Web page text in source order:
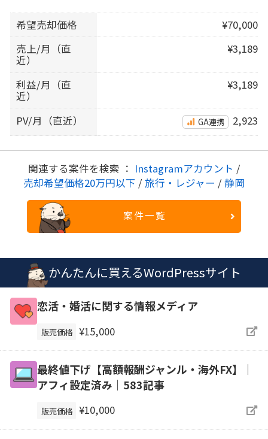
希望売却価格
¥70,000
売上/月（直
近）
¥3,189
利益/月（直
近）
¥3,189
PV/月（直近） GA連携 2,923
関連する案件を検索 ： Instagramアカウント /
売却希望価格20万円以下 / 旅行・レジャー / 静岡
案件一覧
かんたんに買えるWordPressサイト
恋活・婚活に関する情報メディア
販売価格 ¥15,000
最終値下げ【高額報酬ジャンル・海外FX】｜
アフィ設定済み｜583記事
販売価格 ¥10,000